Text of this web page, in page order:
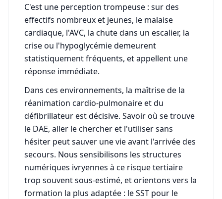
C'est une perception trompeuse : sur des
effectifs nombreux et jeunes, le malaise
cardiaque, l'AVC, la chute dans un escalier, la
crise ou l'hypoglycémie demeurent
statistiquement fréquents, et appellent une
réponse immédiate.
Dans ces environnements, la maîtrise de la
réanimation cardio-pulmonaire et du
défibrillateur est décisive. Savoir où se trouve
le DAE, aller le chercher et l'utiliser sans
hésiter peut sauver une vie avant l'arrivée des
secours. Nous sensibilisons les structures
numériques ivryennes à ce risque tertiaire
trop souvent sous-estimé, et orientons vers la
formation la plus adaptée : le SST pour le